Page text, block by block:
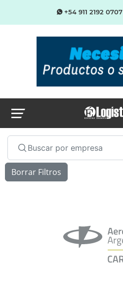
+54 911 2192 0707